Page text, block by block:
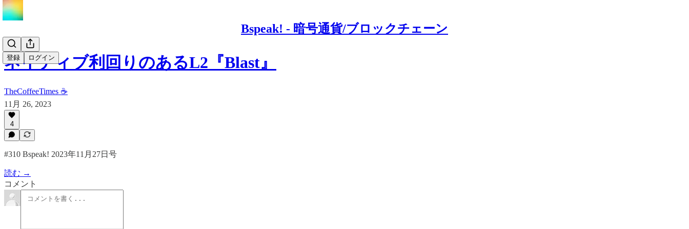
Bspeak! - 暗号通貨/ブロックチェーン
登録 ログイン
ネイティブ利回りのあるL2『Blast』
TheCoffeeTimes ☕
11月 26, 2023
4
#310 Bspeak! 2023年11月27日号
読む →
コメント